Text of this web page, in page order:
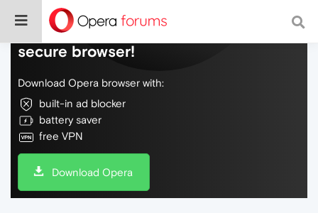
Do more on the web, with a fast and
secure browser!
Download Opera browser with:
built-in ad blocker
battery saver
free VPN
Download Opera